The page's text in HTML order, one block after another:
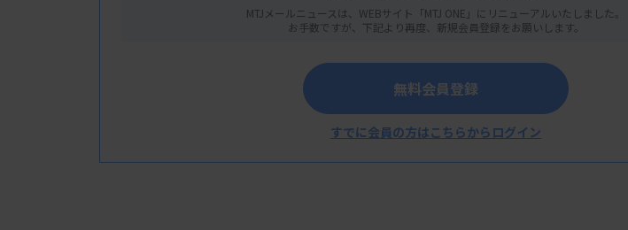
MTJメールニュースは、WEBサイト「MTJ ONE」にリニューアルいたしました。
お手数ですが、下記より再度、新規会員登録をお願いします。
無料会員登録
すでに会員の方はこちらからログイン